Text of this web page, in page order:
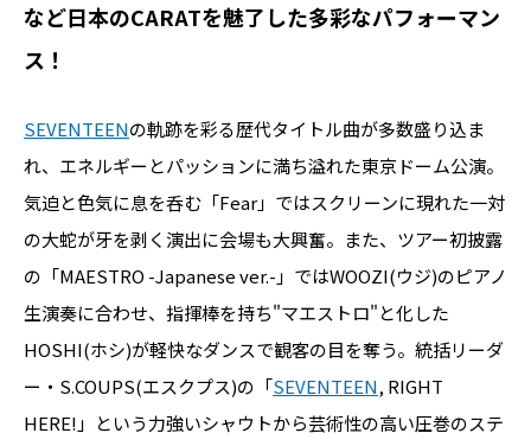
など日本のCARATを魅了した多彩なパフォーマン
ス！
SEVENTEENの軌跡を彩る歴代タイトル曲が多数盛り込ま
れ、エネルギーとパッションに満ち溢れた東京ドーム公演。
気迫と色気に息を呑む「Fear」ではスクリーンに現れた一対
の大蛇が牙を剥く演出に会場も大興奮。また、ツアー初披露
の「MAESTRO -Japanese ver.-」ではWOOZI(ウジ)のピアノ
生演奏に合わせ、指揮棒を持ち"マエストロ"と化した
HOSHI(ホシ)が軽快なダンスで観客の目を奪う。統括リーダ
ー・S.COUPS(エスクプス)の「SEVENTEEN, RIGHT
HERE!」という力強いシャウトから芸術性の高い圧巻のステ